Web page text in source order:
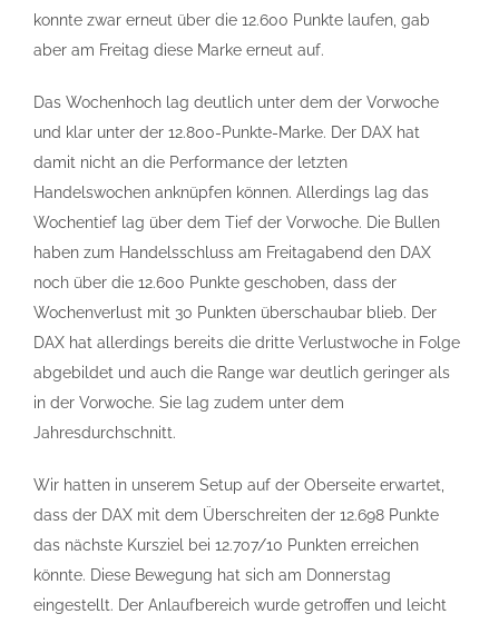
konnte zwar erneut über die 12.600 Punkte laufen, gab
aber am Freitag diese Marke erneut auf.
Das Wochenhoch lag deutlich unter dem der Vorwoche
und klar unter der 12.800-Punkte-Marke. Der DAX hat
damit nicht an die Performance der letzten
Handelswochen anknüpfen können. Allerdings lag das
Wochentief lag über dem Tief der Vorwoche. Die Bullen
haben zum Handelsschluss am Freitagabend den DAX
noch über die 12.600 Punkte geschoben, dass der
Wochenverlust mit 30 Punkten überschaubar blieb. Der
DAX hat allerdings bereits die dritte Verlustwoche in Folge
abgebildet und auch die Range war deutlich geringer als
in der Vorwoche. Sie lag zudem unter dem
Jahresdurchschnitt.
Wir hatten in unserem Setup auf der Oberseite erwartet,
dass der DAX mit dem Überschreiten der 12.698 Punkte
das nächste Kursziel bei 12.707/10 Punkten erreichen
könnte. Diese Bewegung hat sich am Donnerstag
eingestellt. Der Anlaufbereich wurde getroffen und leicht